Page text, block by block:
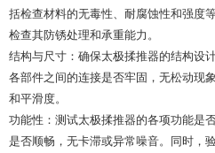
括检查材料的无毒性、耐腐蚀性和强度
检查其防锈处理和承重能力。
结构与尺寸：确保太极揉推器的结构设
各部件之间的连接是否牢固，无松动现
和平滑度。
功能性：测试太极揉推器的各项功能是
是否顺畅，无卡滞或异常噪音。同时，